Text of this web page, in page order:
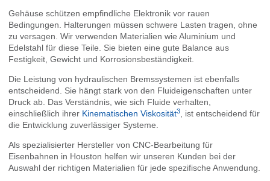
Gehäuse schützen empfindliche Elektronik vor rauen
Bedingungen. Halterungen müssen schwere Lasten tragen, ohne
zu versagen. Wir verwenden Materialien wie Aluminium und
Edelstahl für diese Teile. Sie bieten eine gute Balance aus
Festigkeit, Gewicht und Korrosionsbeständigkeit.
Die Leistung von hydraulischen Bremssystemen ist ebenfalls
entscheidend. Sie hängt stark von den Fluideigenschaften unter
Druck ab. Das Verständnis, wie sich Fluide verhalten,
einschließlich ihrer Kinematischen Viskosität3
, ist entscheidend für
die Entwicklung zuverlässiger Systeme.
Als spezialisierter Hersteller von CNC-Bearbeitung für
Eisenbahnen in Houston helfen wir unseren Kunden bei der
Auswahl der richtigen Materialien für jede spezifische Anwendung.